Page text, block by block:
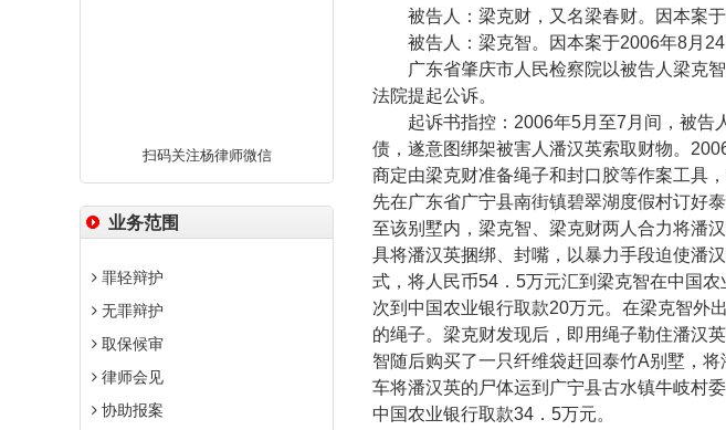
扫码关注杨律师微信
业务范围
罪轻辩护
无罪辩护
取保候审
律师会见
协助报案
被告人：梁克财，又名梁春财。因本案于
被告人：梁克智。因本案于2006年8月 24
广东省肇庆市人民检察院以被告人梁克智
法院提起公诉。
起诉书指控： 2006年5月至7 月间，被告
债，遂意图绑架被害人潘汉英索取财物。
商定由梁克财准备绳子和封口胶等作案工具
先在广东省广宁县南街镇碧翠湖度假村订好
至该别墅内，梁克智、梁克财两人合力将潘
具将潘汉英捆绑、封嘴，以暴力手段迫使潘
式，将人民币54 ． 5万元汇到梁克智在中国
次到中国农业银行取款20万元。在梁克智外
的绳子。梁克财发现后，即用绳子勒住潘汉
智随后购买了一只纤维袋赶回泰竹A别墅，将
车将潘汉英的尸体运到广宁县古水镇牛岐村
中国农业银行取款34 ． 5万元。